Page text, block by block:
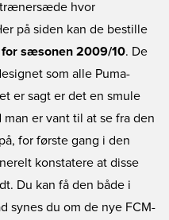
trænersæde hvor
på siden kan de bestille
for sæsonen 2009/10. De
som alle Puma-
er sagt er det en smule
er vant til at se fra den
for første gang i den
konstatere at disse
Du kan få den både i
synes du om de nye FCM-